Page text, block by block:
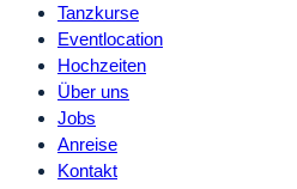
Tanzkurse
Eventlocation
Hochzeiten
Über uns
Jobs
Anreise
Kontakt